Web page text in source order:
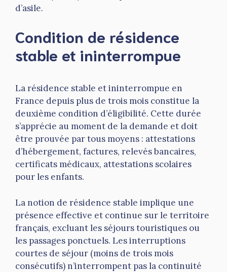
d’asile.
Condition de résidence
stable et ininterrompue
La résidence stable et ininterrompue en
France depuis plus de trois mois constitue la
deuxième condition d’éligibilité. Cette durée
s’apprécie au moment de la demande et doit
être prouvée par tous moyens : attestations
d’hébergement, factures, relevés bancaires,
certificats médicaux, attestations scolaires
pour les enfants.
La notion de résidence stable implique une
présence effective et continue sur le territoire
français, excluant les séjours touristiques ou
les passages ponctuels. Les interruptions
courtes de séjour (moins de trois mois
consécutifs) n’interrompent pas la continuité